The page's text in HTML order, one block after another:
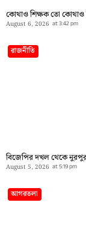
কোথাও শিক্ষক তো কোথাও
August 6, 2026 at3:42 pm
রাজনীতি
বিজেপির দখল থেকে নুরপুর
August 5, 2026 at5:19 pm
আগরতলা